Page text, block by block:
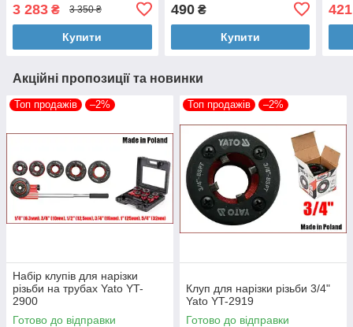
3 283 ₴ 3 350 ₴
Купити
490₴
Купити
Акційні пропозиції та новинки
Топ продажів –2%
Набір клупів для нарізки
різьби на трубах Yato YT-
2900
Готово до відправки
Топ продажів –2%
Клуп для нарізки різьби 3/4"
Yato YT-2919
Готово до відправки